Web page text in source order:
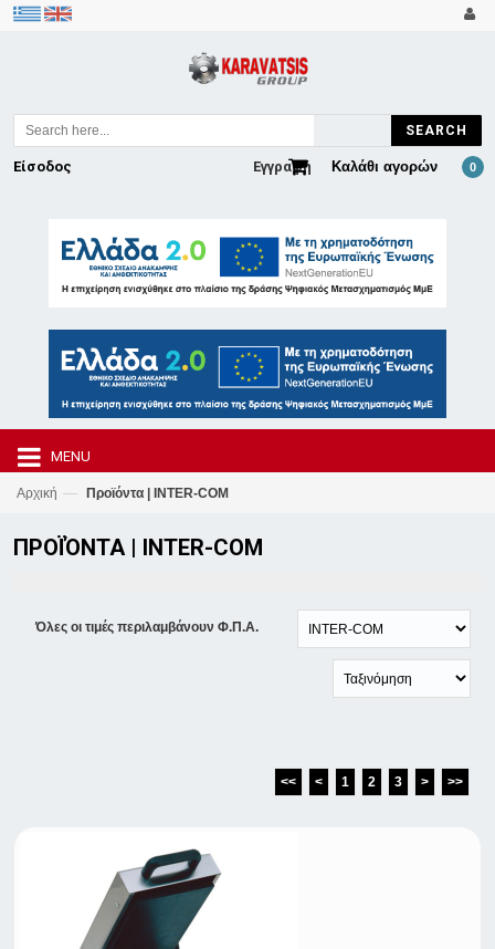
SEARCH
Καλάθι αγορών 0
Εγγραφή
Είσοδος
MENU
Αρχική — Προϊόντα | INTER-COM
ΠΡΟΪΌΝΤΑ | INTER-COM
Όλες οι τιμές περιλαμβάνουν Φ.Π.Α.
<< < 1 2 3 > >>